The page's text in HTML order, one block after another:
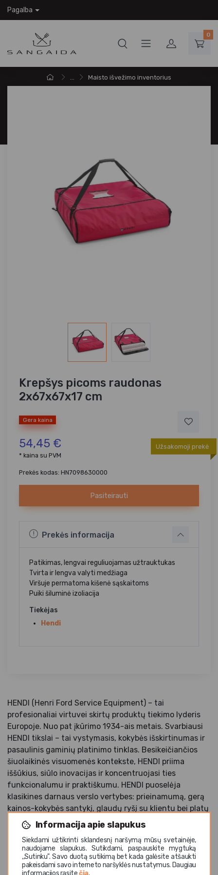
Informacija apie slapukus
Siekdami užtikrinti sklandesnį naršymą mūsų svetainėje,
naudojame slapukus. Sutikdami, paspauskite mygtuką
,,Sutinku". Savo duotą sutikimą bet kada galėsite atšaukti
pakeisdami savo interneto naršyklės nustatymus. Daugiau
informacijos rasitečia.
Pagalba
0
... Maisto išvežimo inventorius
Krepšys picoms raudonas
2x67x67x17 cm
Gera kaina
54,45 €
Užsakomoji prekė
* kaina su PVM
Prekės kodas: HN7098630000
Pasiteirauti
Prekės informacija
Patikimas, lengvai reguliuojamas užtrauktukas
Tvirta ir lengva valyti medžiaga
Viršuje permatoma kišenė sąskaitoms
Puiki šiluminė izoliacija
Tiekėjas
Hendi
HENDI (Henri Ford Service Equipment) – tai
profesionaliai virtuvei skirtų produktų tiekimo lyderis
Europoje. Nuo pat įkūrimo 1934-ais metais. Svarbiausi
HENDI tikslai – tai vystymasis, kokybės išskirtinumas ir
pasaulinis gaminių platinimo tinklas. Besikeičiančios
šiuolaikinės visuomenės kontekste, HENDI priima
iššūkius, siūlo inovacijas ir koncentruojasi ties
funkcionalumu ir praktiškumu. HENDI puoselėja
klasikines darnaus verslo vertybes: prieinamumą, gerą
kainos-kokybės santykį, glaudų ryšį su klientu bei platų
produktų pasirinkimą.